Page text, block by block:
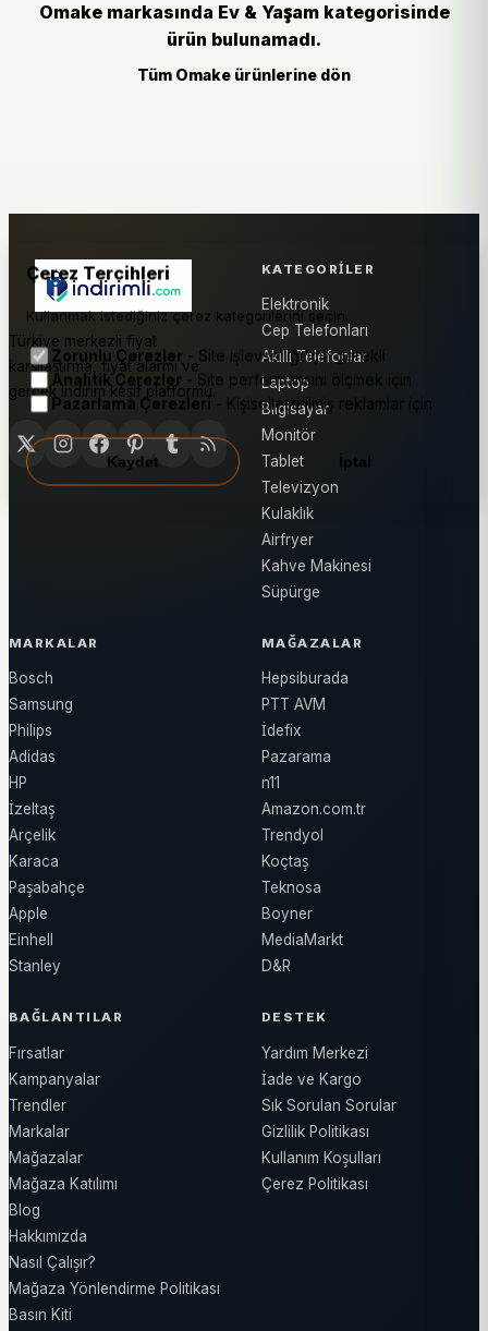
Omake markasında Ev & Yaşam kategorisinde
ürün bulunamadı.
Tüm Omake ürünlerine dön
Türkiye merkezli fiyat
karşılaştırma, fiyat alarmı ve
gerçek indirim keşif platformu.
KATEGORILER
Elektronik
Cep Telefonları
Akıllı Telefonlar
Laptop
Bilgisayar
Monitör
Tablet
Televizyon
Kulaklık
Airfryer
Kahve Makinesi
Süpürge
MARKALAR
Bosch
Samsung
Philips
Adidas
HP
İzeltaş
Arçelik
Karaca
Paşabahçe
Apple
Einhell
Stanley
MAĞAZALAR
Hepsiburada
PTT AVM
İdefix
Pazarama
n11
Amazon.com.tr
Trendyol
Koçtaş
Teknosa
Boyner
MediaMarkt
D&R
BAĞLANTILAR
Fırsatlar
Kampanyalar
Trendler
Markalar
Mağazalar
Mağaza Katılımı
Blog
Hakkımızda
Nasıl Çalışır?
Mağaza Yönlendirme Politikası
Basın Kiti
DESTEK
Yardım Merkezi
İade ve Kargo
Sık Sorulan Sorular
Gizlilik Politikası
Kullanım Koşulları
Çerez Politikası
Çerez Tercihleri
Kullanmak istediğiniz çerez kategorilerini seçin.
Zorunlu Çerezler - Site işlevselliği için gerekli
Analitik Çerezler - Site performansını ölçmek için
Pazarlama Çerezleri - Kişiselleştirilmiş reklamlar için
Kaydet İptal